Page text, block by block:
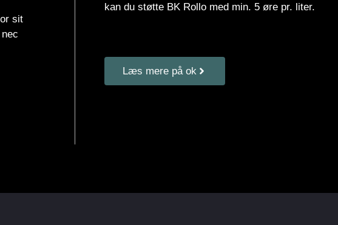
sit
kan du støtte BK Rollo med min. 5 øre pr. liter.
Læs mere på ok